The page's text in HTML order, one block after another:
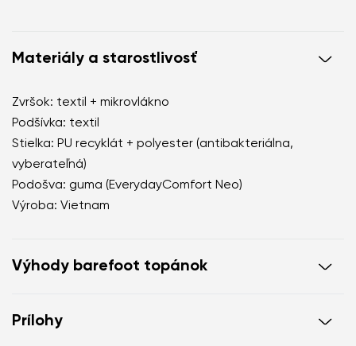
Materiály a starostlivosť
Zvršok: textil + mikrovlákno
Podšívka: textil
Stielka: PU recyklát + polyester (antibakteriálna,
vyberateľná)
Podošva: guma (EverydayComfort Neo)
Výroba: Vietnam
Výhody barefoot topánok
anatomický tvar topánky poskytuje štedrý priestor
Prílohy